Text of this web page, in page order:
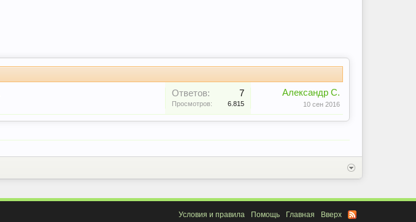
Ответов: 7
Просмотров: 6.815
Александр С.
10 сен 2016
Условия и правила Помощь Главная Вверх